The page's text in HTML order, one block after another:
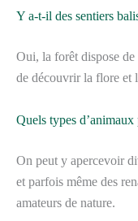
Y a-t-il des sentiers
Oui, la forêt dispose de
de découvrir la flore et
Quels types
On peut y apercevoir
et parfois même des
amateurs de nature.